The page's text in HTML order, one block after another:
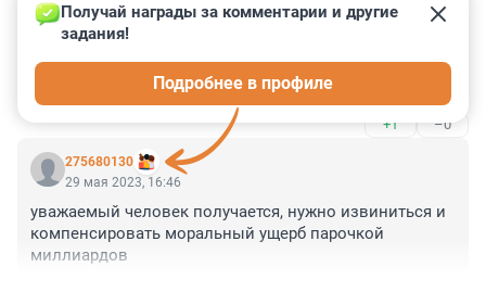
29 мая 2023, 16:55
Прогнившая судебная система. Судебный
департамент в городе оплот коррупции и дебилизма.
В арбитражном суде в Москве у судьи по 30 дел в
день. Чего она там толково то физически
рассмотреть может. Председатель верховного на
должности уже двух президентов фактически
пересидел. Народ до сих пор вместо кабин в клетках
в зданиях суда. И т.д. и т.д. Один сплошной провал и
распил бюджета.
+1 –0
275680130
Получай награды за комментарии и другие
задания!
Подробнее в профиле
29 мая 2023, 16:46
уважаемый человек получается, нужно извиниться и
компенсировать моральный ущерб парочкой
миллиардов